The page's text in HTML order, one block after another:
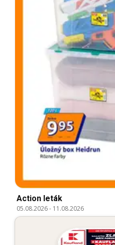
Action leták
05.08.2026- 11.08.2026